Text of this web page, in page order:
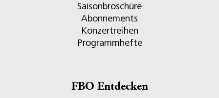
Saisonbroschüre
Abonnements
Konzertreihen
Programmhefte
FBO Entdecken